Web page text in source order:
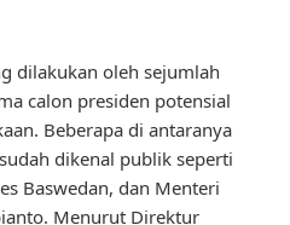
dilakukan oleh sejumlah
calon presiden potensial
Beberapa di antaranya
dikenal publik seperti
Baswedan, dan Menteri
Menurut Direktur